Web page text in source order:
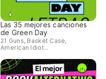
Las 35 mejores canciones
de Green Day
21 Guns, Basket Case,
American Idiot...